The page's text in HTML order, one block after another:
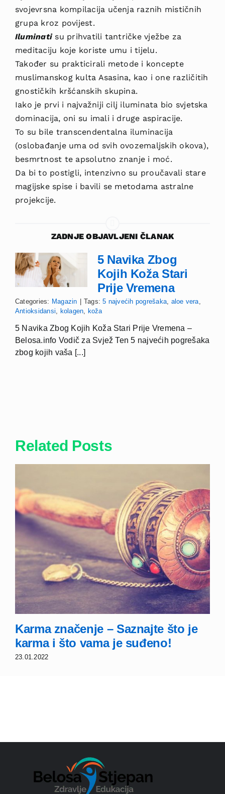
svojevrsna kompilacija učenja raznih mističnih
grupa kroz povijest.
Iluminati su prihvatili tantričke vježbe za
meditaciju koje koriste umu i tijelu.
Također su prakticirali metode i koncepte
muslimanskog kulta Asasina, kao i one različitih
gnostičkih kršćanskih skupina.
Iako je prvi i najvažniji cilj iluminata bio svjetska
dominacija, oni su imali i druge aspiracije.
To su bile transcendentalna iluminacija
(oslobađanje uma od svih ovozemaljskih okova),
besmrtnost te apsolutno znanje i moć.
Da bi to postigli, intenzivno su proučavali stare
magijske spise i bavili se metodama astralne
projekcije.
ZADNJE OBJAVLJENI ČLANAK
5 Navika Zbog
Kojih Koža Stari
Prije Vremena
Categories: Magazin Tags:5 najvećih pogrešaka aloe vera
Antioksidansi
kolagen koža
5 Navika Zbog Kojih Koža Stari Prije Vremena –
Belosa.info Vodič za Svjež Ten 5 najvećih pogrešaka
zbog kojih vaša [...]
Related Posts
Karma značenje – Saznajte što je
karma i što vama je suđeno!
23.01.2022